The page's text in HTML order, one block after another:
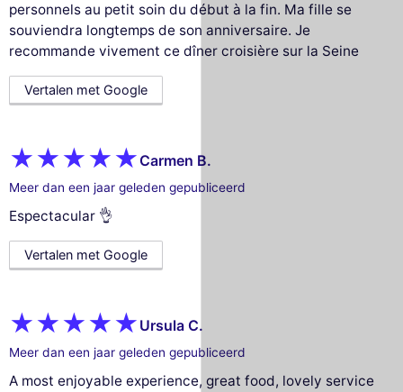
personnels au petit soin du début à la fin. Ma fille se
souviendra longtemps de son anniversaire. Je
recommande vivement ce dîner croisière sur la Seine
Vertalen met Google
Carmen B.
Meer dan een jaar geleden gepubliceerd
Espectacular 👌
Vertalen met Google
Ursula C.
Meer dan een jaar geleden gepubliceerd
A most enjoyable experience, great food, lovely service